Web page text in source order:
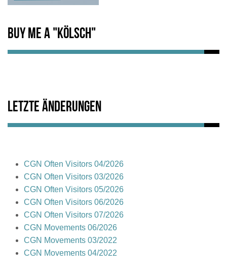
Buy me a "Kölsch"
Letzte Änderungen
CGN Often Visitors 04/2026
CGN Often Visitors 03/2026
CGN Often Visitors 05/2026
CGN Often Visitors 06/2026
CGN Often Visitors 07/2026
CGN Movements 06/2026
CGN Movements 03/2022
CGN Movements 04/2022